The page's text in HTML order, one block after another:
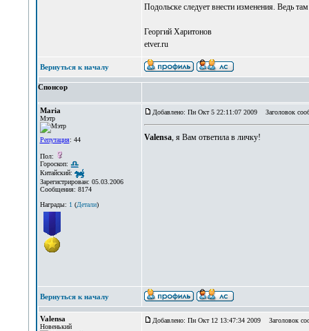
Подольске следует внести изменения. Ведь
Георгий Харитонов
etver.ru
Вернуться к началу
Спонсор
Maria
Мэтр
Репутация: 44
Пол:
Гороскоп:
Китайский:
Зарегистрирован: 05.03.2006
Сообщения: 8174
Награды: 1(Детали)
Добавлено: Пн Окт 5 22:11:07 2009 Заголовок
Valensa, я Вам ответила в личку!
Вернуться к началу
Valensa
Новенький
Добавлено: Пн Окт 12 13:47:34 2009 Заголовок